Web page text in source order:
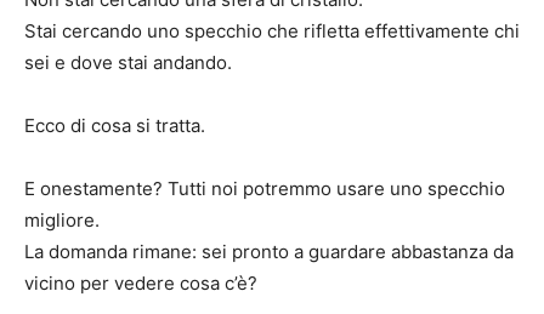
Stai cercando uno specchio che rifletta effettivamente chi
sei e dove stai andando.
Ecco di cosa si tratta.
E onestamente? Tutti noi potremmo usare uno specchio
migliore.
La domanda rimane: sei pronto a guardare abbastanza da
vicino per vedere cosa c’è?